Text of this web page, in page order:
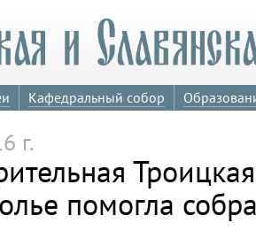
Кафедральный собор
г.
помогла